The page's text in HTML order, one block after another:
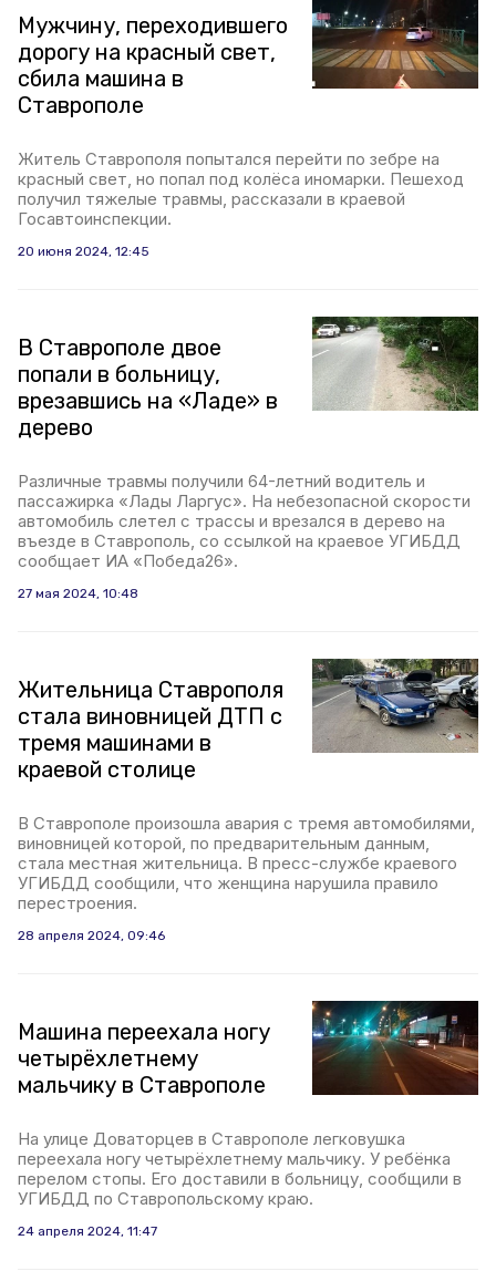
Мужчину, переходившего
дорогу на красный свет,
сбила машина в
Ставрополе
Житель Ставрополя попытался перейти по зебре на
красный свет, но попал под колёса иномарки. Пешеход
получил тяжелые травмы, рассказали в краевой
Госавтоинспекции.
20 июня 2024, 12:45
В Ставрополе двое
попали в больницу,
врезавшись на «Ладе» в
дерево
Различные травмы получили 64-летний водитель и
пассажирка «Лады Ларгус». На небезопасной скорости
автомобиль слетел с трассы и врезался в дерево на
въезде в Ставрополь, со ссылкой на краевое УГИБДД
сообщает ИА «Победа26».
27 мая 2024, 10:48
Жительница Ставрополя
стала виновницей ДТП с
тремя машинами в
краевой столице
В Ставрополе произошла авария с тремя автомобилями,
виновницей которой, по предварительным данным,
стала местная жительница. В пресс-службе краевого
УГИБДД сообщили, что женщина нарушила правило
перестроения.
28 апреля 2024, 09:46
Машина переехала ногу
четырёхлетнему
мальчику в Ставрополе
На улице Доваторцев в Ставрополе легковушка
переехала ногу четырёхлетнему мальчику. У ребёнка
перелом стопы. Его доставили в больницу, сообщили в
УГИБДД по Ставропольскому краю.
24 апреля 2024, 11:47